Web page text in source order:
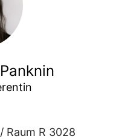
Raum R 3028